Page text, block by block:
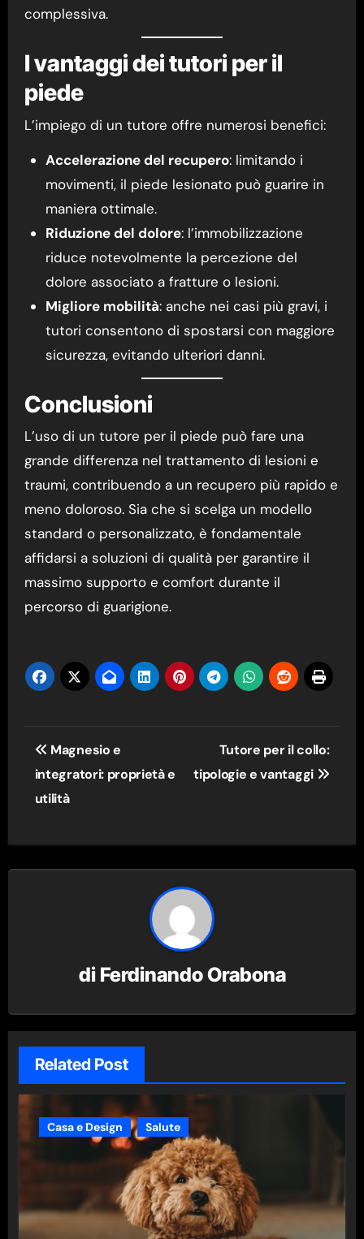
complessiva.
I vantaggi dei tutori per il
piede
L’impiego di un tutore offre numerosi benefici:
Accelerazione del recupero: limitando i
movimenti, il piede lesionato può guarire in
maniera ottimale.
Riduzione del dolore: l’immobilizzazione
riduce notevolmente la percezione del
dolore associato a fratture o lesioni.
Migliore mobilità: anche nei casi più gravi, i
tutori consentono di spostarsi con maggiore
sicurezza, evitando ulteriori danni.
Conclusioni
L’uso di un tutore per il piede può fare una
grande differenza nel trattamento di lesioni e
traumi, contribuendo a un recupero più rapido e
meno doloroso. Sia che si scelga un modello
standard o personalizzato, è fondamentale
affidarsi a soluzioni di qualità per garantire il
massimo supporto e comfort durante il
percorso di guarigione.
Navigazione
articoli
Magnesio e
integratori: proprietà e
utilità
Tutore per il collo:
tipologie e vantaggi
di Ferdinando Orabona
Related Post
Casa e Design Salute